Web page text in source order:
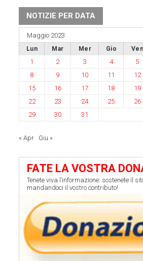
NOTIZIE PER DATA
Maggio 2023
Lun Mar Mer Gio Ven
1 2 3 4 5
8
9 10 11 12
15
16 17 18 19
22
23 24 25 26
29
30 31
« Apr Giu »
FATE LA VOSTRA
Tenete viva l’informazione: sostenete il
mandandoci il vostro contributo!